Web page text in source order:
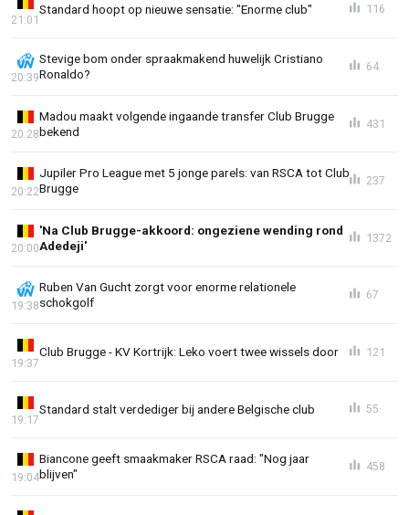
Standard hoopt op nieuwe sensatie: "Enorme club"
21:01
116
Stevige bom onder spraakmakend huwelijk Cristiano
Ronaldo?
20:39
64
Madou maakt volgende ingaande transfer Club Brugge
bekend
20:28
431
Jupiler Pro League met 5 jonge parels: van RSCA tot Club
Brugge
20:22
237
'Na Club Brugge-akkoord: ongeziene wending rond
Adedeji'
20:00
1372
Ruben Van Gucht zorgt voor enorme relationele
schokgolf
19:38
67
Club Brugge - KV Kortrijk: Leko voert twee wissels door
19:37
121
Standard stalt verdediger bij andere Belgische club
19:17
55
Biancone geeft smaakmaker RSCA raad: "Nog jaar
blijven"
19:04
458